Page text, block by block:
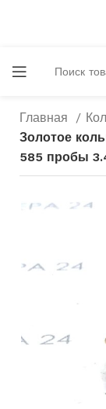
Главная
Золотое
585 пробы